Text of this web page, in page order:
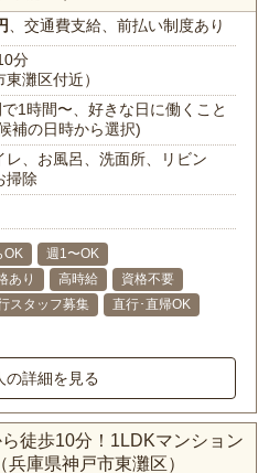
、交通費支給、前払い制度あり
分
東灘区付近）
1時間〜、好きな日に働くこと
補の日時から選択)
レ、お風呂、洗面所、リビン
掃除
OK
週1〜OK
あり 高時給
資格不要
スタッフ募集
直行･直帰OK
の詳細を見る
徒歩10分！1LDKマンション
庫県神戸市東灘区）